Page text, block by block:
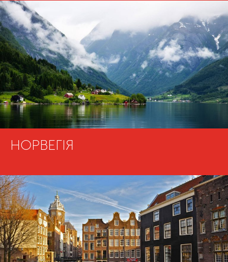
НОРВЕГІЯ